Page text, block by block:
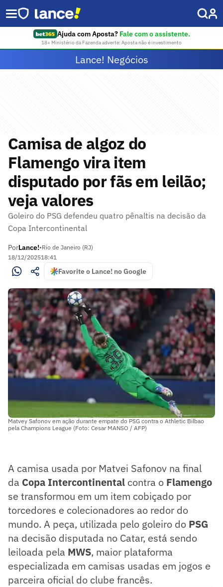
Ajuda com Aposta? Fale com o assistente.
18+ Ministério da Fazenda adverte: Aposta não é investimento
Lance! Negócios
Camisa de algoz do
Flamengo vira item
disputado por fãs em leilão;
veja valores
Goleiro do PSG defendeu quatro pênaltis na decisão da
Copa Intercontinental
PorLance!•Rio de Janeiro (RJ)
18/12/202518:41
Favorite o Lance! no Google
Matvey Safonov em ação durante empate do PSG contra o Athletic Bilbao
pela Champions League (Foto: Cesar MANSO / AFP)
A camisa usada por Matvei Safonov na final
da Copa Intercontinental contra o Flamengo
se transformou em um item cobiçado por
torcedores e colecionadores ao redor do
mundo. A peça, utilizada pelo goleiro do PSG
na decisão disputada no Catar, está sendo
leiloada pela MWS, maior plataforma
especializada em camisas usadas em jogos e
parceira oficial do clube francês.